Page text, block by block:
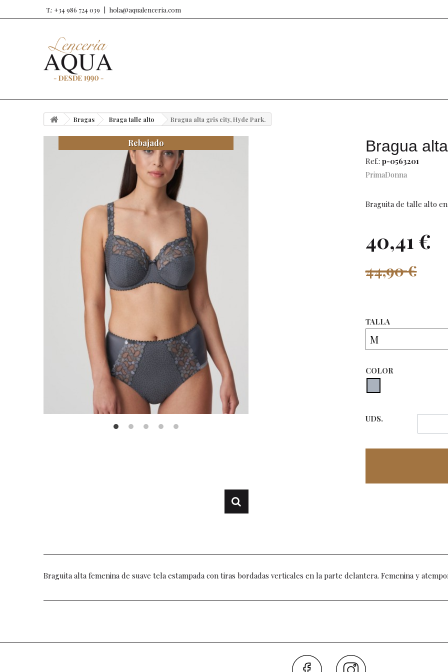
T.: +34 986 724 039 hola@aqualenceria.com
Bragas Braga talle alto Bragua alta gris city, Hyde Park.
Bragua
Ref.: p-0563201
PrimaDonna
Braguita de talle alto
Rebajado
40,41 €
44,90 €
TALLA
COLOR
UDS.
Braguita alta femenina de suave tela estampada con tiras bordadas verticales en la parte delantera. Femenina y